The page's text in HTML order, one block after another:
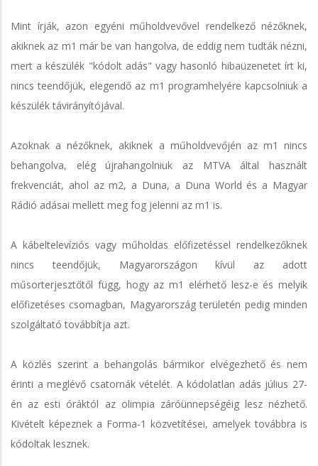
Mint írják, azon egyéni műholdvevővel rendelkező nézőknek,
akiknek az m1 már be van hangolva, de eddig nem tudták nézni,
mert a készülék "kódolt adás" vagy hasonló hibaüzenetet írt ki,
nincs teendőjük, elegendő az m1 programhelyére kapcsolniuk a
készülék távirányítójával.
Azoknak a nézőknek, akiknek a műholdvevőjén az m1 nincs
behangolva, elég újrahangolniuk az MTVA által használt
frekvenciát, ahol az m2, a Duna, a Duna World és a Magyar
Rádió adásai mellett meg fog jelenni az m1 is.
A kábeltelevíziós vagy műholdas előfizetéssel rendelkezőknek
nincs teendőjük, Magyarországon kívül az adott
műsorterjesztőtől függ, hogy az m1 elérhető lesz-e és melyik
előfizetéses csomagban, Magyarország területén pedig minden
szolgáltató továbbítja azt.
A közlés szerint a behangolás bármikor elvégezhető és nem
érinti a meglévő csatornák vételét. A kódolatlan adás július 27-
én az esti óráktól az olimpia záróünnepségéig lesz nézhető.
Kivételt képeznek a Forma-1 közvetítései, amelyek továbbra is
kódoltak lesznek.